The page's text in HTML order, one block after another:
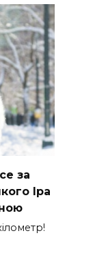
за
Іра